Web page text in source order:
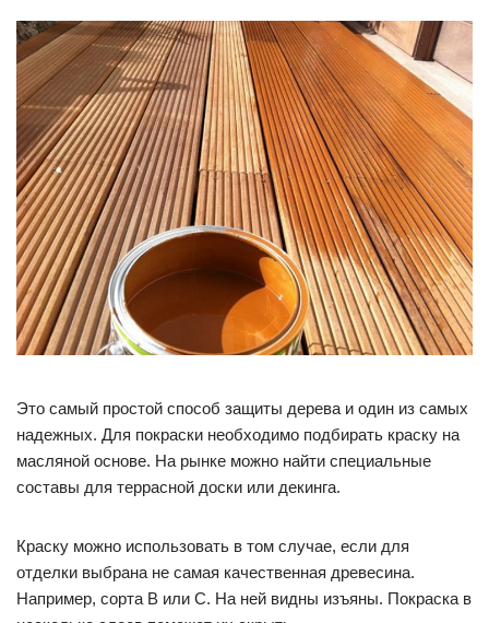
Это самый простой способ защиты дерева и один из самых
надежных. Для покраски необходимо подбирать краску на
масляной основе. На рынке можно найти специальные
составы для террасной доски или декинга.
Краску можно использовать в том случае, если для
отделки выбрана не самая качественная древесина.
Например, сорта В или С. На ней видны изъяны. Покраска в